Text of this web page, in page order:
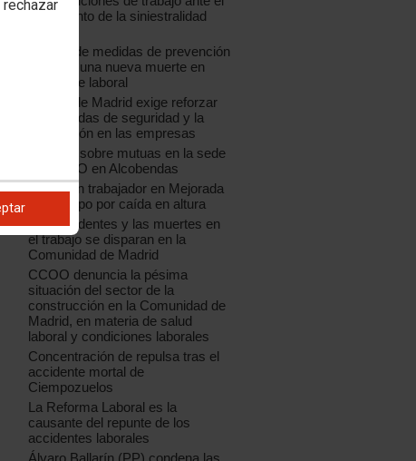
incremento de la siniestralidad
La falta de medidas de prevención
provoca una nueva muerte en
accidente laboral
CCOO de Madrid exige reforzar
las medidas de seguridad y la
prevención en las empresas
Jornada sobre mutuas en la sede
de CCOO en Alcobendas
Muere un trabajador en Mejorada
del Campo por caída en altura
Los accidentes y las muertes en
el trabajo se disparan en la
Comunidad de Madrid
CCOO denuncia la pésima
situación del sector de la
construcción en la Comunidad de
Madrid, en materia de salud
laboral y condiciones laborales
Concentración de repulsa tras el
accidente mortal de
Ciempozuelos
La Reforma Laboral es la
causante del repunte de los
accidentes laborales
Álvaro Ballarín (PP) condena las